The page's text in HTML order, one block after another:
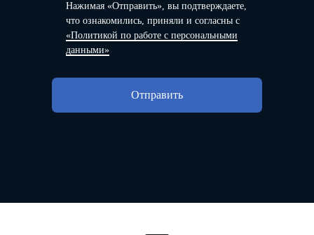
Нажимая «Отправить», вы подтверждаете,
что ознакомились, приняли и согласны с
«Политикой по работе с персональными
данными»
Отправить
в контексте диджитал